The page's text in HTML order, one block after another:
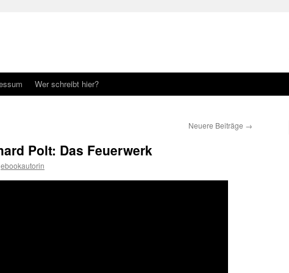
Wer schreibt hier?
Neuere Beiträge →
Polt: Das Feuerwerk
ebookautorin